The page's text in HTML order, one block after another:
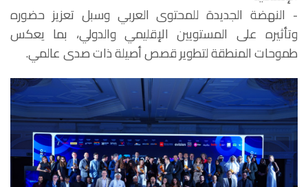
- النهضة الجديدة للمحتوى العربي وسبل تعزيز حضوره
وتأثيره على المستويين الإقليمي والدولي، بما يعكس
طموحات المنطقة لتطوير قصص أصيلة ذات صدى عالمي.